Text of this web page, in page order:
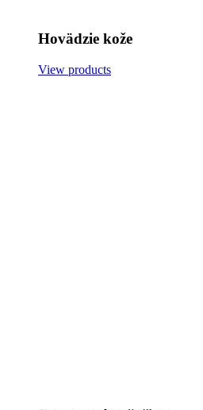
Hovädzie kože
View products